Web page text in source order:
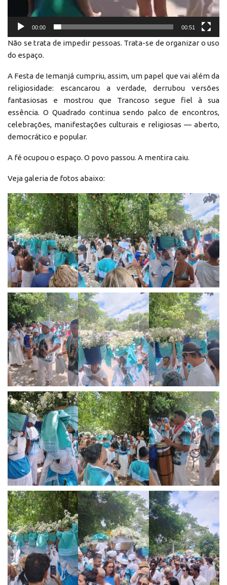
00:00 00:51
Não se trata de impedir pessoas. Trata-se de organizar o uso
do espaço.
A Festa de Iemanjá cumpriu, assim, um papel que vai além da
religiosidade: escancarou a verdade, derrubou versões
fantasiosas e mostrou que Trancoso segue fiel à sua
essência. O Quadrado continua sendo palco de encontros,
celebrações, manifestações culturais e religiosas — aberto,
democrático e popular.
A fé ocupou o espaço. O povo passou. A mentira caiu.
Veja galeria de fotos abaixo: